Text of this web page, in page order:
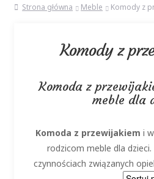
Strona główna Meble Komody z
Komody z
Komoda z
meble dla
Komoda z przewijakiem i
rodzicom meble dla
czynnościach związanych